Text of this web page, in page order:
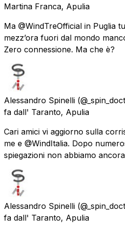
Martina Franca, Apulia
Ma @WindTreOfficial in Puglia
mezz’ora fuori dal mondo
Zero connessione. Ma che è?
Alessandro Spinelli
fa dall' Taranto, Apulia
Cari amici vi aggiorno sulla
me e @WindItalia. Dopo
spiegazioni non abbiamo
Alessandro Spinelli
fa dall' Taranto, Apulia